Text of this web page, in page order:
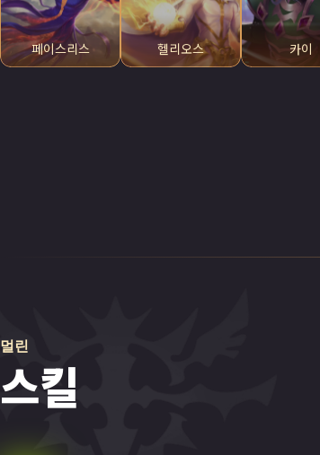
페이스리스 헬리오스 카이
멀린
스킬